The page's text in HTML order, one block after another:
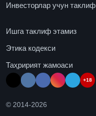
Инвесторлар учун таклиф
Ишга таклиф этамиз
Этика кодекси
Таҳририят жамоаси
+18
© 2014-2026